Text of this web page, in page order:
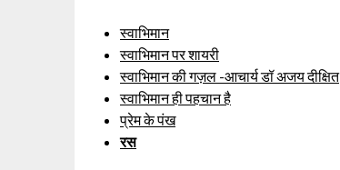
स्वाभिमान
स्वाभिमान पर शायरी
स्वाभिमान की गज़ल -आचार्य डॉ अजय दीक्षित
स्वाभिमान ही पहचान है
प्रेम के पंख
रस